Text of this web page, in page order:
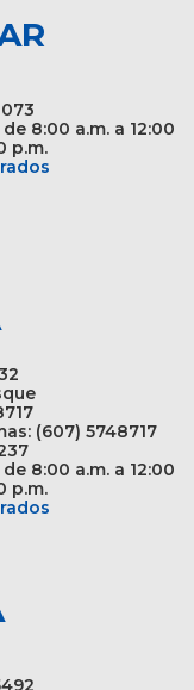
8:00 a.m. a 12:00
p.m.
(607) 5748717
8:00 a.m. a 12:00
p.m.